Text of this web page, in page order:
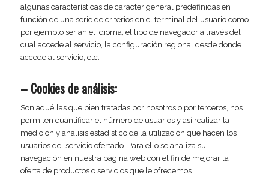
algunas características de carácter general predefinidas en
función de una serie de criterios en el terminal del usuario como
por ejemplo serian el idioma, el tipo de navegador a través del
cual accede al servicio, la configuración regional desde donde
accede al servicio, etc.
– Cookies de análisis:
Son aquéllas que bien tratadas por nosotros o por terceros, nos
permiten cuantificar el número de usuarios y así realizar la
medición y análisis estadístico de la utilización que hacen los
usuarios del servicio ofertado. Para ello se analiza su
navegación en nuestra página web con el fin de mejorar la
oferta de productos o servicios que le ofrecemos.